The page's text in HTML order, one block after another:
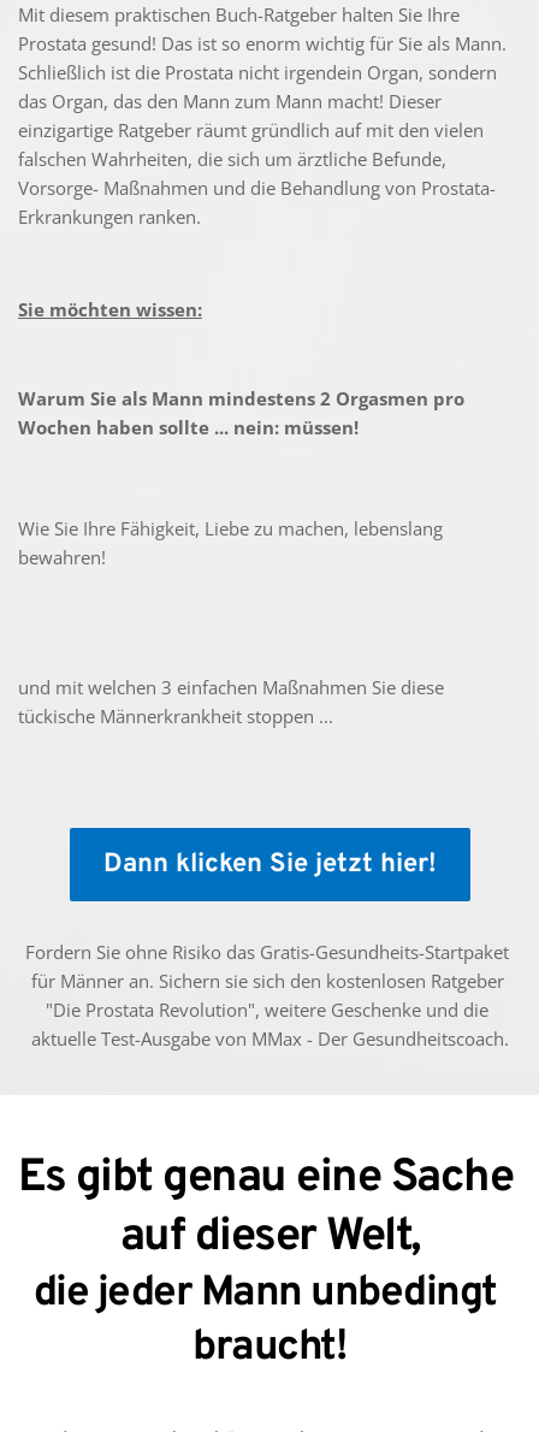
Mit diesem praktischen Buch-Ratgeber halten Sie Ihre
Prostata gesund! Das ist so enorm wichtig für Sie als Mann.
Schließlich ist die Prostata nicht irgendein Organ, sondern
das Organ, das den Mann zum Mann macht! Dieser
einzigartige Ratgeber räumt gründlich auf mit den vielen
falschen Wahrheiten, die sich um ärztliche Befunde,
Vorsorge- Maßnahmen und die Behandlung von Prostata-
Erkrankungen ranken.
Sie möchten wissen:
Warum Sie als Mann mindestens 2 Orgasmen pro
Wochen haben sollte ... nein: müssen!
Wie Sie Ihre Fähigkeit, Liebe zu machen, lebenslang
bewahren!
und mit welchen 3 einfachen Maßnahmen Sie diese
tückische Männerkrankheit stoppen ...
Dann klicken Sie jetzt hier!
Fordern Sie ohne Risiko das Gratis-Gesundheits-Startpaket
für Männer an. Sichern sie sich den kostenlosen Ratgeber
"Die Prostata Revolution", weitere Geschenke und die
aktuelle Test-Ausgabe von MMax - Der Gesundheitscoach.
Es gibt genau eine Sache
auf dieser Welt,
die jeder Mann unbedingt
braucht!